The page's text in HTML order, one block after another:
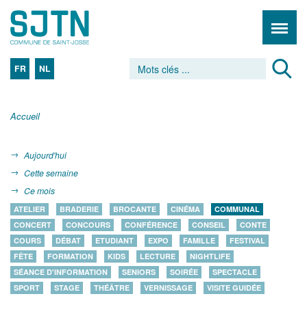
FR NL
Accueil
Aujourd'hui
Cette semaine
Ce mois
ATELIER BRADERIE BROCANTE CINÉMA
COMMUNAL
CONCERT
CONCOURS CONFÉRENCE CONSEIL
CONTE
COURS
DÉBAT ETUDIANT EXPO FAMILLE
FESTIVAL
FÊTE
FORMATION KIDS LECTURE
NIGHTLIFE
SÉANCE D'INFORMATION
SENIORS SOIRÉE
SPECTACLE
SPORT
STAGE THÉÂTRE VERNISSAGE VISITE GUIDÉE